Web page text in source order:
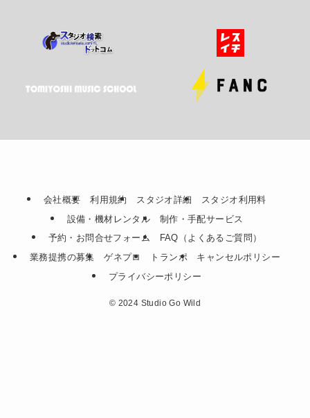
会社概要 利用規約 スタジオ詳細
スタジオ利用料
設備・機材レンタル
制作・手配サービス
予約・お問合せフォーム
FAQ（よくあるご質問）
業務提携の募集
ゲネプロ トランポ
キャンセルポリシー
プライバシーポリシー
© 2024 Studio Go Wild